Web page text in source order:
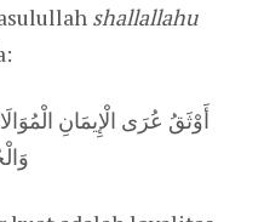
shallallahu
أَوْثَقُ عُرَى الْإِيمَانِ